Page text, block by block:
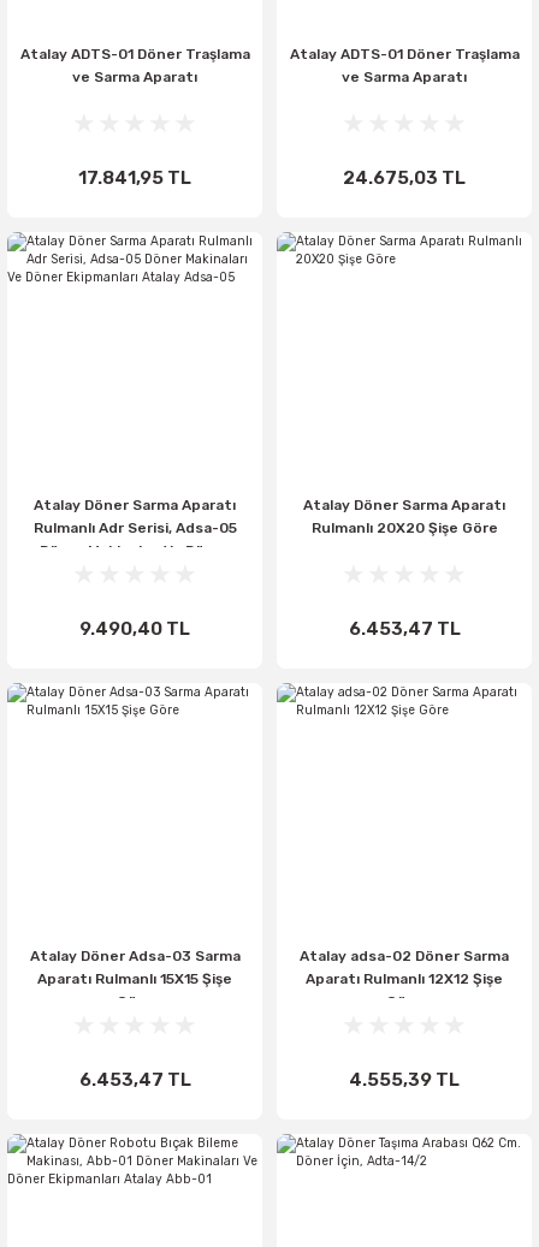
Atalay ADTS-01 Döner Traşlama
ve Sarma Aparatı
17.841,95 TL
Atalay ADTS-01 Döner Traşlama
ve Sarma Aparatı
24.675,03 TL
Atalay Döner Sarma Aparatı
Rulmanlı Adr Serisi, Adsa-05
Döner Makinaları Ve Döner
9.490,40 TL
Atalay Döner Sarma Aparatı
Rulmanlı 20X20 Şişe Göre
6.453,47 TL
Atalay Döner Adsa-03 Sarma
Aparatı Rulmanlı 15X15 Şişe
Göre
6.453,47 TL
Atalay adsa-02 Döner Sarma
Aparatı Rulmanlı 12X12 Şişe
Göre
4.555,39 TL